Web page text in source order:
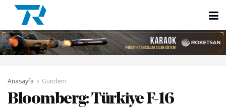
Anasayfa Gündem
Bloomberg: Türkiye F-16